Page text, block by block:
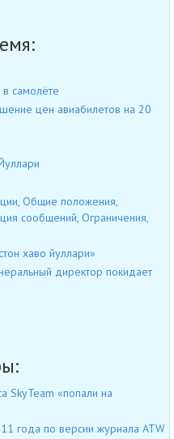
самолёте
цен авиабилетов на 20
Общие положения,
сообщений, Ограничения,
хаво йуллари»
директор покидает
SkyTeam «попали на
года по версии журнала ATW